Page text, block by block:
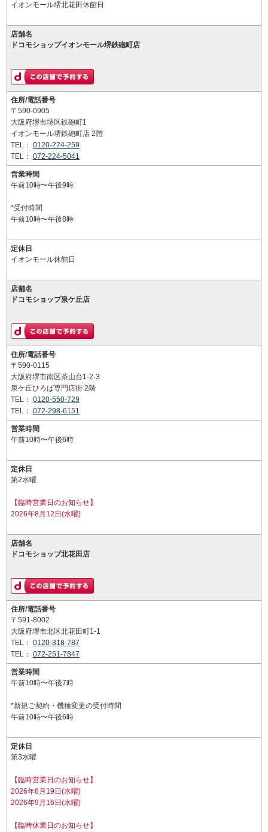
イオンモール堺北花田休館日
店舗名
ドコモショップイオンモール堺鉄砲町店
住所/電話番号
〒590-0905
大阪府堺市堺区鉄砲町1
イオンモール堺鉄砲町店 2階
TEL： 0120-224-259
TEL： 072-224-5041
営業時間
午前10時〜午後9時
*受付時間
午前10時〜午後8時
定休日
イオンモール休館日
店舗名
ドコモショップ泉ケ丘店
住所/電話番号
〒590-0115
大阪府堺市南区茶山台1-2-3
泉ケ丘ひろば専門店街 2階
TEL： 0120-550-729
TEL： 072-298-6151
営業時間
午前10時〜午後6時
定休日
第2水曜
【臨時営業日のお知らせ】
2026年8月12日(水曜)
店舗名
ドコモショップ北花田店
住所/電話番号
〒591-8002
大阪府堺市北区北花田町1-1
TEL： 0120-318-787
TEL： 072-251-7847
営業時間
午前10時〜午後7時
*新規ご契約・機種変更の受付時間
午前10時〜午後6時
定休日
第3水曜
【臨時営業日のお知らせ】
2026年8月19日(水曜)
2026年9月16日(水曜)
【臨時休業日のお知らせ】